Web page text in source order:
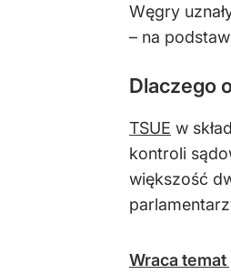
Węgry
– na
Dlaczego
TSUE w
kontroli
większość
Wraca